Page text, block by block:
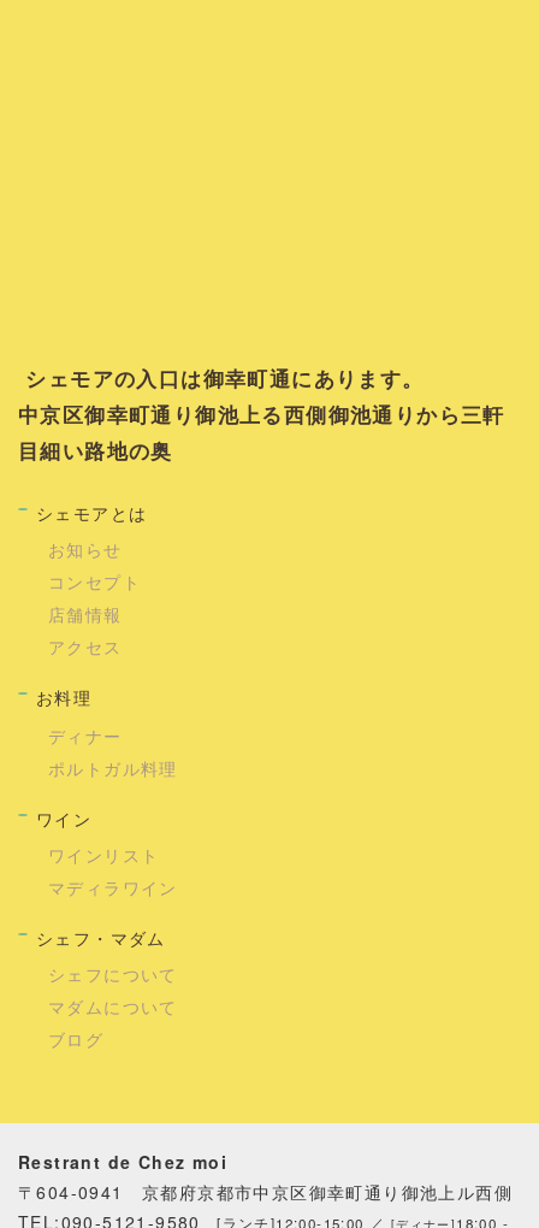
シェモアの入口は御幸町通にあります。
中京区御幸町通り御池上る西側御池通りから三軒
目細い路地の奥
シェモアとは
お知らせ
コンセプト
店舗情報
アクセス
お料理
ディナー
ポルトガル料理
ワイン
ワインリスト
マディラワイン
シェフ・マダム
シェフについて
マダムについて
ブログ
Restrant de Chez moi
〒604-0941 京都府京都市中京区御幸町通り御池上ル西側
TEL:090-5121-9580
[ランチ]12:00-15:00 ／ [ディナー] 18:00 -